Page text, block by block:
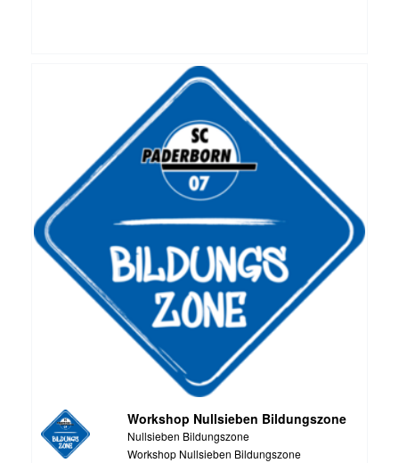
Workshop Nullsieben Bildungszone
Nullsieben Bildungszone
Workshop Nullsieben Bildungszone